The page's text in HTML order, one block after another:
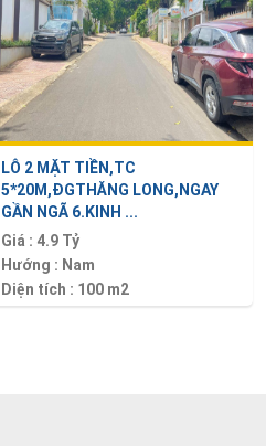
LÔ 2 MẶT TIỀN,TC
5*20M,ĐGTHĂNG LONG,NGAY
GẦN NGÃ 6.KINH ...
Giá : 4.9 Tỷ
Hướng : Nam
Diện tích : 100 m2